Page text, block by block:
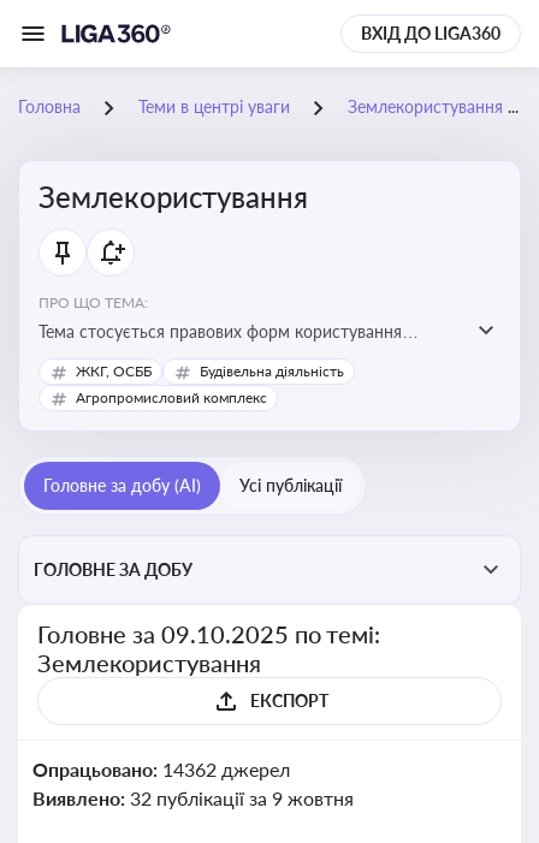
ВХІД ДО LIGA360
Головна Теми в центрі уваги Землекористування
Землекористування
ПРО ЩО ТЕМА:
Тема стосується правових форм користування
землею, зокрема умов доступу, володіння та
користування земельними ділянками різних форм
ЖКГ, ОСББ
Будівельна діяльність
Агропромисловий комплекс
Головне за добу (AI) Усі публікації
ГОЛОВНЕ ЗА ДОБУ
Головне за 09.10.2025 по темі:
Землекористування
ЕКСПОРТ
Опрацьовано: 14362 джерел
Виявлено: 32 публікації за 9 жовтня